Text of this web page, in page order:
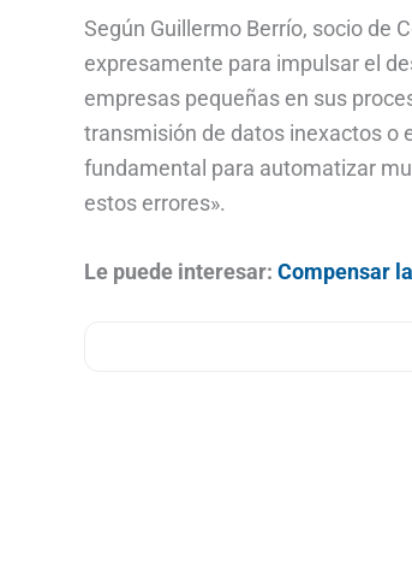
Según Guillermo Berrío, socio de
expresamente para impulsar el
empresas pequeñas en sus
transmisión de datos inexactos o
fundamental para automatizar
estos errores».
Le puede interesar: Compensar